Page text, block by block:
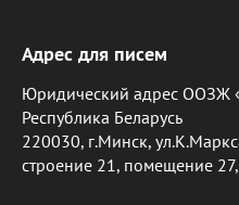
Адрес для писем
Юридический адрес ООЗЖ
Республика Беларусь
220030, г.Минск,
строение 21, помещение